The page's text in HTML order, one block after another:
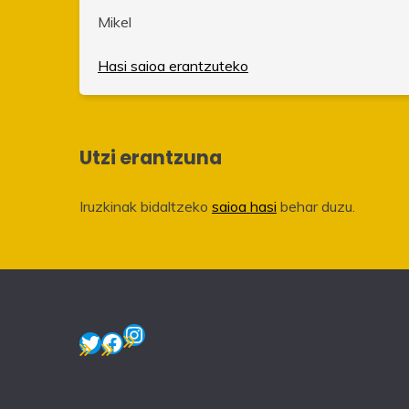
Mikel
Hasi saioa erantzuteko
Utzi erantzuna
Iruzkinak bidaltzeko saioa hasi behar duzu.
Twitter
Facebook
Instagram